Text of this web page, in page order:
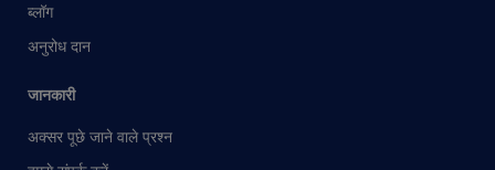
ब्लॉग
अनुरोध दान
जानकारी
अक्सर पूछे जाने वाले प्रश्न